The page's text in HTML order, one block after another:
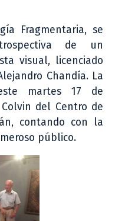
Fragmentaria, se
de un
visual, licenciado
Chandía. La
martes 17 de
del Centro de
contando con la
público.